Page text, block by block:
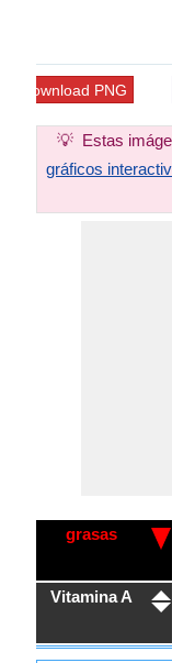
Download PNG
💡 Estas
gráficos
grasas
Vitamina A